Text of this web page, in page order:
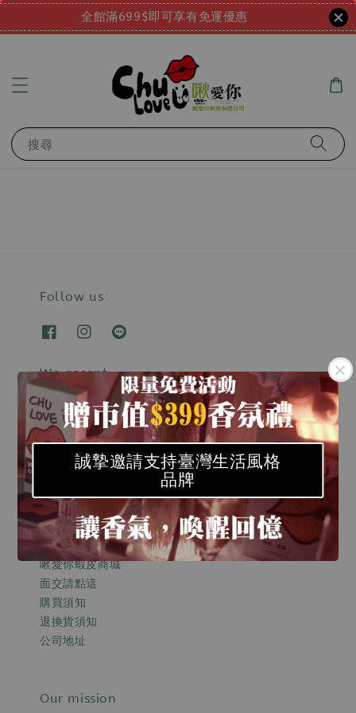
全館滿699$即可享有免運優惠
誠摯邀請支持臺灣生活風格
品牌
搜尋
Follow us
We accept
Quick links
關於啾愛你
啾愛你momo購物
啾愛你蝦皮商城
面交請點這
購買須知
退換貨須知
公司地址
Our mission